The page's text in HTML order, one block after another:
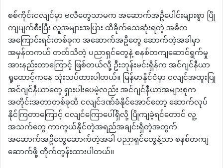
စစ်ကိုင်းငလျင်မှာ ဗလီတွေသာမက အဆောက်အဦပေါင်းများစွာ ပြို
ကျပျက်စီးပြီး လူအများအပြား ထိခိုက်သေဆုံးရတဲ့ အဓိက
အကြောင်းရင်းတစ်ခုက အဆောက်အဦတွေ ဆောက်တဲ့အခါမှာ
အမှန်တကယ် တတ်သိတဲ့ ပညာရှင်တွေနဲ့ စနစ်တကျဆောင်ရွက်မှု
အားနည်းတာကြောင့် ဖြစ်တယ်လို့ ဦးဘုန်းမင်းရှိန်က အင်ဂျင်နီယာ
ရှုထောင့်ကနေ သုံးသပ်ထားပါတယ်။ မြန်မာနိုင်ငံမှာ ငလျင်အထူးပြု
အင်ဂျင်နီယာတွေ ရှားပါးပေမဲ့လည်း အင်ဂျင်နီယာအများစုက
အတိုင်းအတာတစ်ခုထိ ငလျင်ဒဏ်ခံနိုင်အောင်တော့ ဆောက်လုပ်
နိုင်ကြတာကြောင့် ငလျင်ကြောပေါ်ရှိလို့ ပြိုကျခဲ့ရင်တောင် လူ့
အသက်တွေ ကာကွယ်နိုင်တဲ့အရည်အချင်းရှိတဲ့အတွက်
အဆောက်အဦတွေဆောက်တဲ့အခါ ပညာရှင်တွေနဲ့သာ စနစ်တကျ
ဆောက်ဖို့ တိုက်တွန်းထားပါတယ်။